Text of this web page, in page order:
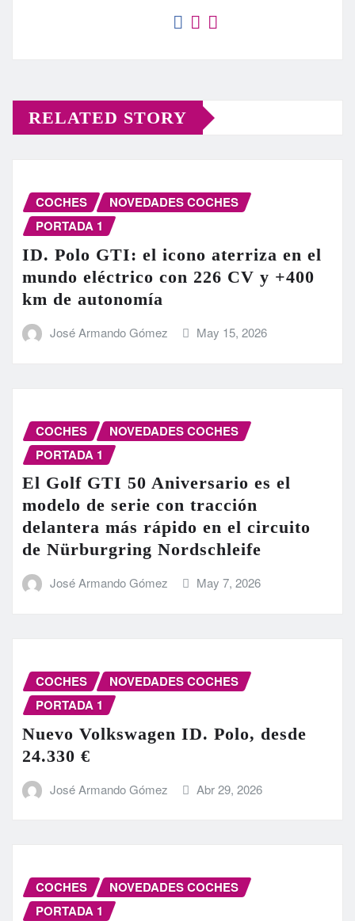
RELATED STORY
COCHES
NOVEDADES COCHES
PORTADA 1
ID. Polo GTI: el icono aterriza en el
mundo eléctrico con 226 CV y +400
km de autonomía
José Armando Gómez May 15, 2026
COCHES
NOVEDADES COCHES
PORTADA 1
El Golf GTI 50 Aniversario es el
modelo de serie con tracción
delantera más rápido en el circuito
de Nürburgring Nordschleife
José Armando Gómez May 7, 2026
COCHES
NOVEDADES COCHES
PORTADA 1
Nuevo Volkswagen ID. Polo, desde
24.330 €
José Armando Gómez Abr 29, 2026
COCHES
NOVEDADES COCHES
PORTADA 1